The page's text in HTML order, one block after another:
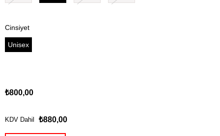
Cinsiyet
Unisex
₺800,00
KDV Dahil ₺880,00